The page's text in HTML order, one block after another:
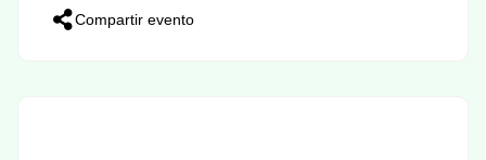
Compartir evento